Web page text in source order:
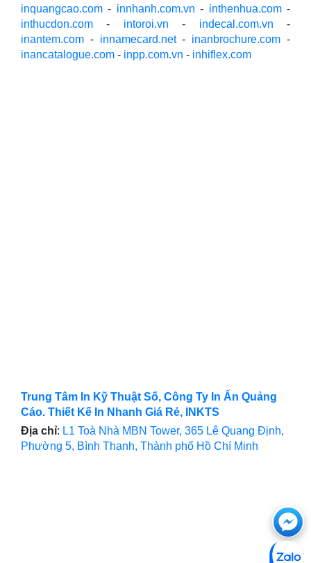
inquangcao.com - innhanh.com.vn - inthenhua.com-
inthucdon.com - intoroi.vn - indecal.com.vn -
inantem.com - innamecard.net- inanbrochure.com -
inancatalogue.com - inpp.com.vn - inhiflex.com
Trung Tâm In Kỹ Thuật Số, Công Ty In Ấn Quảng
Cáo. Thiết Kế In Nhanh Giá Rẻ, INKTS
Địa chỉ: L1 Toà Nhà MBN Tower, 365 Lê Quang Định,
Phường 5, Bình Thạnh, Thành phố Hồ Chí Minh
với